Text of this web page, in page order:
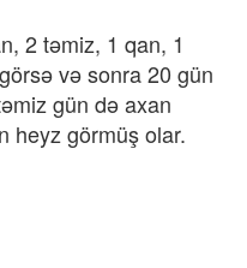
2 təmiz, 1 qan, 1
və sonra 20 gün
gün də axan
heyz görmüş olar.